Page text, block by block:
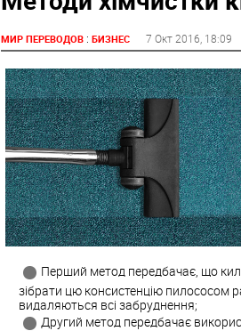
МИР ПЕРЕВОДОВ: БИЗНЕС 7 Окт 2016 , 18:09
Перший метод передбачає, що
зібрати цю консистенцію пилососом
видаляються всі забруднення;
Другий метод передбачає